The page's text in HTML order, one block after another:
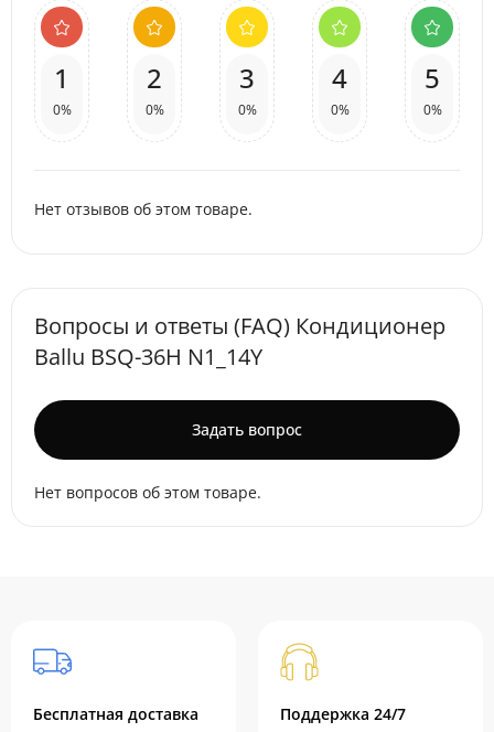
1
0%
2
0%
3
0%
4
0%
5
0%
Нет отзывов об этом товаре.
Вопросы и ответы (FAQ) Кондиционер
Ballu BSQ-36H N1_14Y
Задать вопрос
Нет вопросов об этом товаре.
Бесплатная доставка Поддержка 24/7